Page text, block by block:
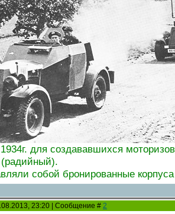
для создававшихся
собой бронированные
23:20 | Сообщение # 2